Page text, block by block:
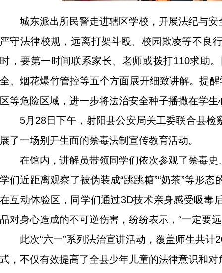
城东派出所民警走进辖区学校，开展法纪与
严守法律校规，远离打架斗殴、校园欺凌等不良
时，要第一时间联系家长、老师或拨打110求助
全、烟花爆竹管控等五个方面展开细致讲解。提
区等危险区域，进一步将法治安全种子播撒在学
5月28日下午，射阳县公安局关工委联合县
展了一场别开生面的禁毒法制宣传教育活动。
在馆内，讲解员带领同学们依次参观了禁毒
学们近距离观察了被伪装成“跳跳糖”“奶茶”等形
在互动体验区，同学们通过3D技术亲身感受吸毒
品对身心造成的不可逆伤害，纷纷表示，“一定要
此次“六一”系列法治宣讲活动，覆盖师生共
式，不仅有效提高了全县少年儿童的法律意识和